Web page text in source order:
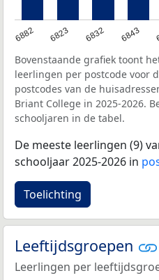
6882 6823 6832 6843
Bovenstaande grafiek toont
leerlingen per postcode voor
postcodes van de
Briant College in 2025-2026.
schooljaren in de tabel.
De meeste leerlingen (9)
schooljaar 2025-2026 in
Toelichting
Leeftijdsgroepen
Leerlingen per